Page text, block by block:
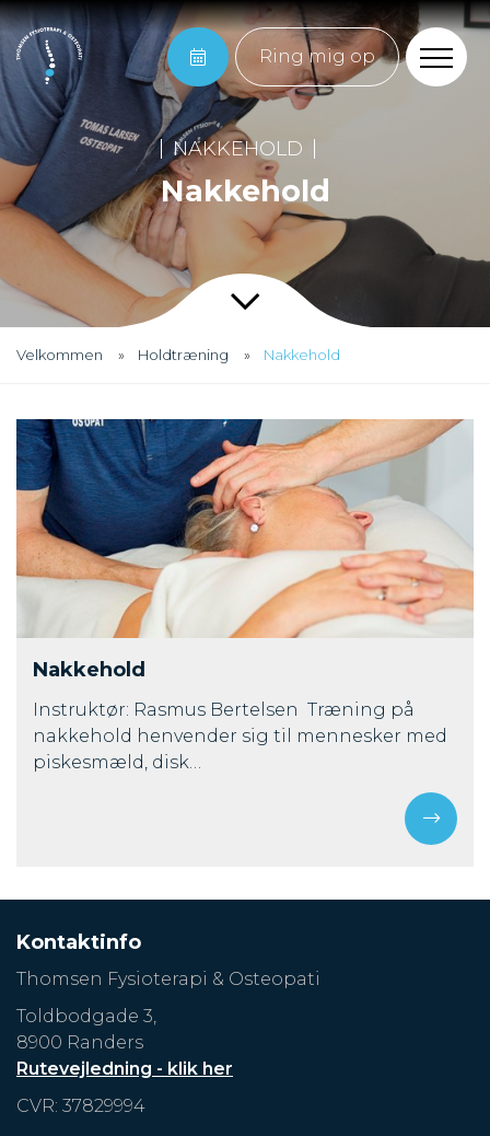
Ring mig op
NAKKEHOLD
Nakkehold
Velkommen Holdtræning Nakkehold
Nakkehold
Instruktør: Rasmus Bertelsen Træning på
nakkehold henvender sig til mennesker med
piskesmæld, disk…
Kontaktinfo
Thomsen Fysioterapi & Osteopati
Toldbodgade 3,
8900 Randers
Rutevejledning - klik her
CVR: 37829994